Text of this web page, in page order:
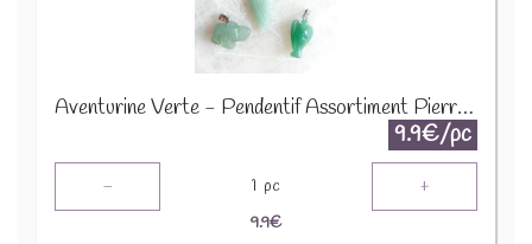
Aventurine Verte - Pendentif Assortiment Pierres Précieuses GemPD-18
9.9€/pc
- 1 pc +
9.9€